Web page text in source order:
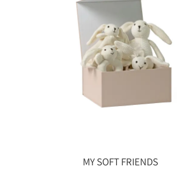
MY SOFT FRIENDS